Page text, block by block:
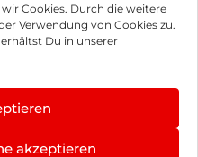
Cookies. Durch die weitere
Verwendung von Cookies zu.
Du in unserer
akzeptieren